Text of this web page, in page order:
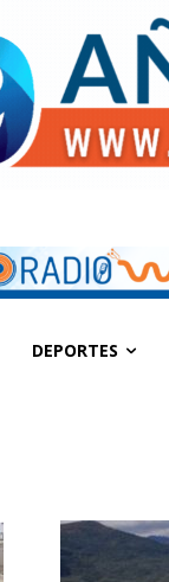
DEPORTES